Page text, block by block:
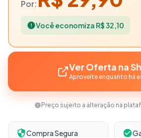
Por:
Você economiza R$ 32,10
Ver Oferta na
Aproveite enquanto há
Preço sujeito a alteração na
Compra Segura